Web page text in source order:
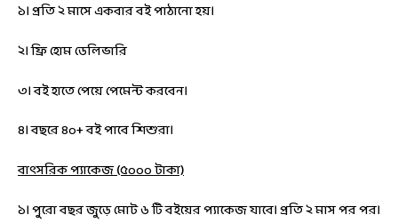
১। প্রতি ২ মাসে একবার বই পাঠানো হয়।
২। ফ্রি হোম ডেলিভারি
৩। বই হাতে পেয়ে পেমেন্ট করবেন।
৪। বছরে৪০+ বইপাবে শিশুরা।
বাৎসরিক প্যাকেজ (৫০০০ টাকা)
১। পুরো বছর জুড়ে মোট ৬ টি বইয়ের প্যাকেজ যাবে। প্রতি ২ মাস পর পর।